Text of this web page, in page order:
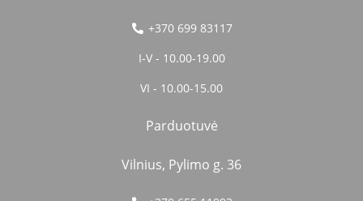
+370 699 83117
I-V - 10.00-19.00
VI - 10.00-15.00
Parduotuvė
Vilnius, Pylimo g. 36